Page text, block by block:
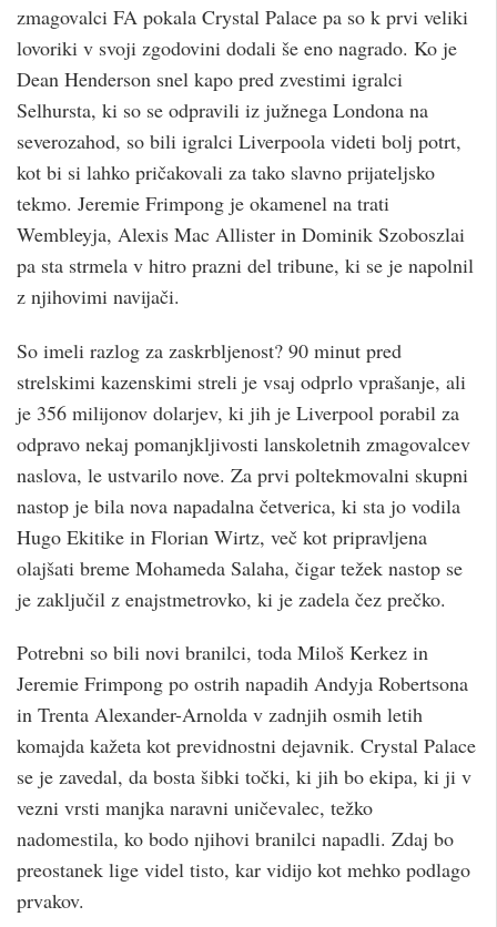
zmagovalci FA pokala Crystal Palace pa so k prvi veliki
lovoriki v svoji zgodovini dodali še eno nagrado. Ko je
Dean Henderson snel kapo pred zvestimi igralci
Selhursta, ki so se odpravili iz južnega Londona na
severozahod, so bili igralci Liverpoola videti bolj potrt,
kot bi si lahko pričakovali za tako slavno prijateljsko
tekmo. Jeremie Frimpong je okamenel na trati
Wembleyja, Alexis Mac Allister in Dominik Szoboszlai
pa sta strmela v hitro prazni del tribune, ki se je napolnil
z njihovimi navijači.
So imeli razlog za zaskrbljenost? 90 minut pred
strelskimi kazenskimi streli je vsaj odprlo vprašanje, ali
je 356 milijonov dolarjev, ki jih je Liverpool porabil za
odpravo nekaj pomanjkljivosti lanskoletnih zmagovalcev
naslova, le ustvarilo nove. Za prvi poltekmovalni skupni
nastop je bila nova napadalna četverica, ki sta jo vodila
Hugo Ekitike in Florian Wirtz, več kot pripravljena
olajšati breme Mohameda Salaha, čigar težek nastop se
je zaključil z enajstmetrovko, ki je zadela čez prečko.
Potrebni so bili novi branilci, toda Miloš Kerkez in
Jeremie Frimpong po ostrih napadih Andyja Robertsona
in Trenta Alexander-Arnolda v zadnjih osmih letih
komajda kažeta kot previdnostni dejavnik. Crystal Palace
se je zavedal, da bosta šibki točki, ki jih bo ekipa, ki ji v
vezni vrsti manjka naravni uničevalec, težko
nadomestila, ko bodo njihovi branilci napadli. Zdaj bo
preostanek lige videl tisto, kar vidijo kot mehko podlago
prvakov.